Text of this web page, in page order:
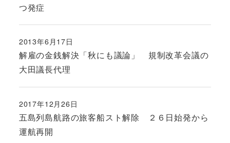
つ発症
解雇の金銭解決「秋にも議論」 規制改革会議の
大田議長代理
投稿日
2013年6月17日
五島列島航路の旅客船スト解除 ２６日始発から
運航再開
投稿日
2017年12月26日